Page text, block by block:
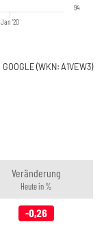
Jan '20
94
GOOGLE (WKN: A1VEW3)
Veränderung
Heute in %
-0,26